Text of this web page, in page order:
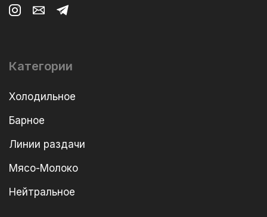
Категории
Холодильное
Барное
Линии раздачи
Мясо-Молоко
Нейтральное